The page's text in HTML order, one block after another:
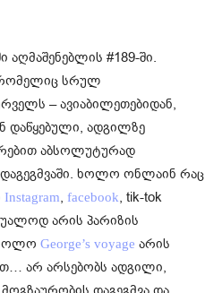
აღმაშენებლის #189-ში.
სრულ
– ავიაბილეთებიდან,
დაწყებული, ადგილზე
აბსოლუტურად
ხოლო ონლაინ რაც
Instagram, facebook, tik-tok
არის პარიზის
George’s voyage არის
არ არსებობს ადგილი,